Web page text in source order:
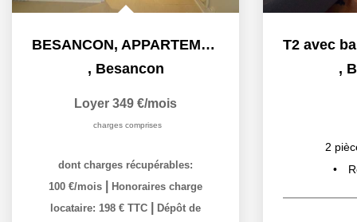
BESANCON, APPARTEMENT STUDIO, QUARTIER VIEUX BREGILLE
, Besancon
Loyer 349 €/mois
charges comprises
dont charges récupérables:
100 €/mois
Honoraires charge
locataire: 198 € TTC
Dépôt de
,
2